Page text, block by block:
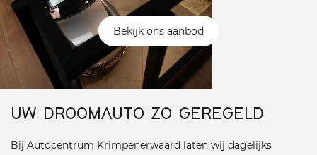
Over ons
Vacature
Contact
Bekijk ons aanbod
UW DROOMAUTO ZO GEREGELD
Bij Autocentrum Krimpenerwaard laten wij dagelijks